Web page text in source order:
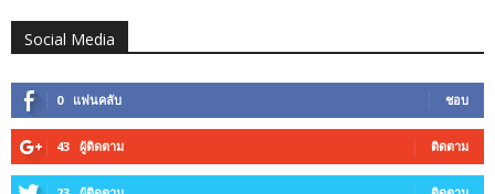
Social Media
0 แฟนคลับ ชอบ
43 ผู้ติดตาม ติดตาม